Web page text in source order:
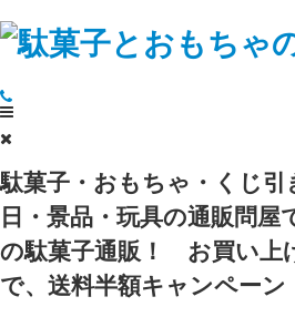
駄菓子・おもちゃ・くじ引
日・景品・玩具の通販問屋
の駄菓子通販！
お買い上
で、送料半額キャンペーン